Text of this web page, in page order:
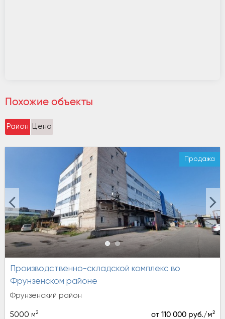
Похожие объекты
Район Цена
Продажа
Фрунзенском районе
Фрунзенский район
5000 м2 от 110 000 руб./м2